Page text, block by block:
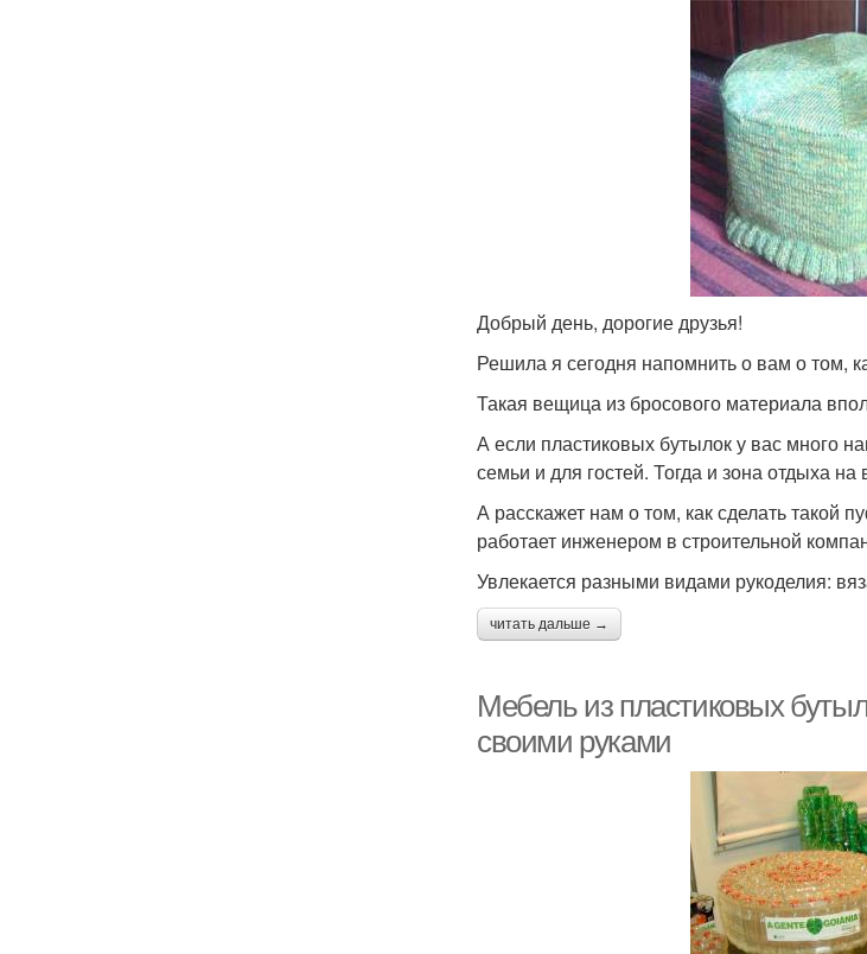
Добрый день, дорогие друзья!
Решила я сегодня напомнить о вам о том,
Такая вещица из бросового материала
А если пластиковых бутылок у вас много
семьи и для гостей. Тогда и зона отдыха
А расскажет нам о том, как сделать такой
работает инженером в строительной
Увлекается разными видами рукоделия:
читать дальше →
Мебель из пластиковых
своими руками